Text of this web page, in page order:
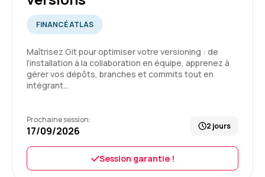
5
Des bases solides en UX / UI, un formateur
compétent, sympathique et à l'écoute.
Formation : UX design et ergonomie des sites Web
Mathieu R. Le 03/07/2026
Formation complète où on aborde bien les
différents points de l'UX design. Le rythme est
FINANCÉ ATLAS
Maîtrisez Git pour optimiser votre versioning : de
l’installation à la collaboration en équipe, apprenez à
gérer vos dépôts, branches et commits tout en
intégrant…
Prochaine session:
17/09/2026 2 jours
Session garantie !